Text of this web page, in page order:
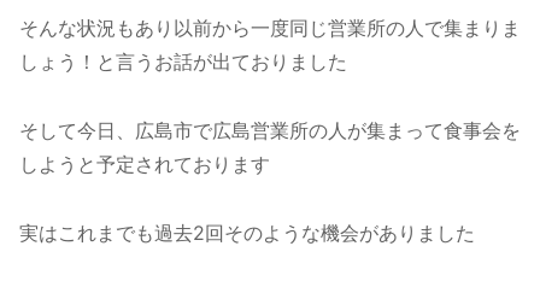
そんな状況もあり以前から一度同じ営業所の人で集まりま
しょう！と言うお話が出ておりました
そして今日、広島市で広島営業所の人が集まって食事会を
しようと予定されております
実はこれまでも過去2回そのような機会がありました